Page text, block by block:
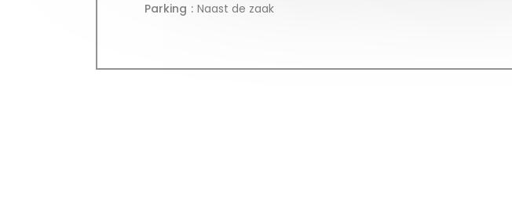
Parking Naast de zaak